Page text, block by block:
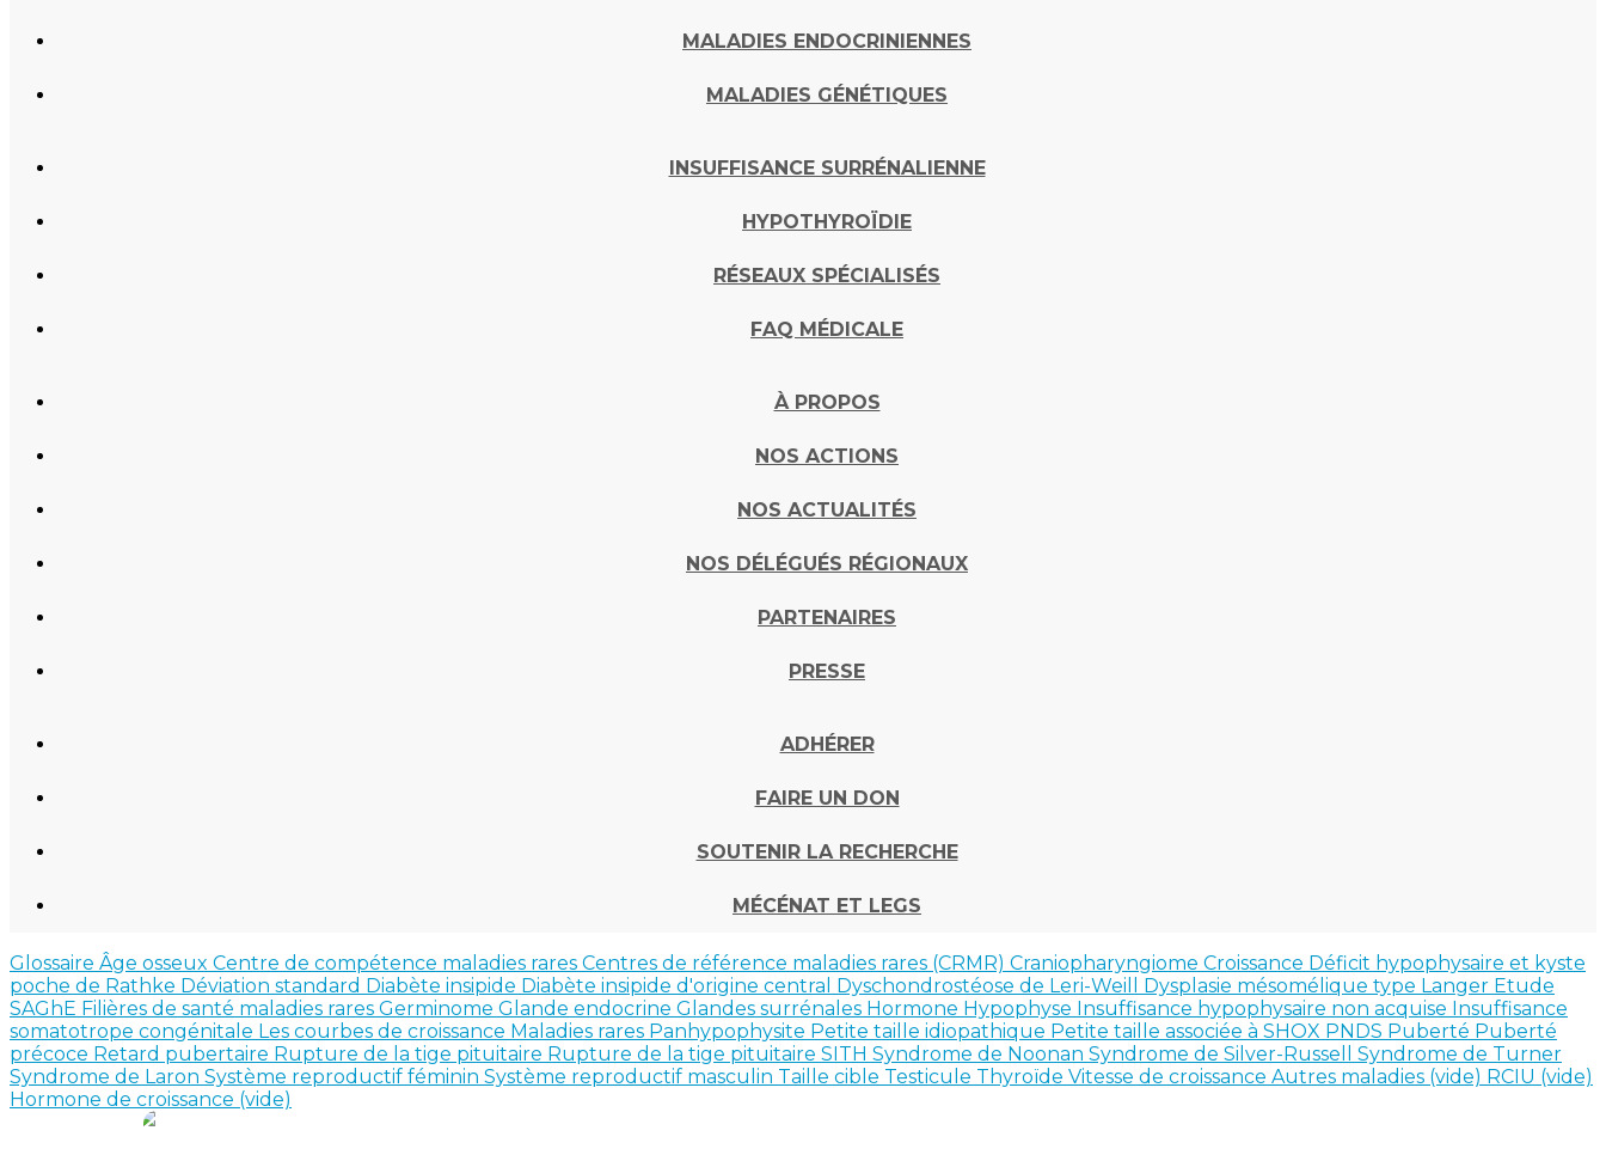
MALADIES ENDOCRINIENNES
MALADIES GÉNÉTIQUES
INSUFFISANCE SURRÉNALIENNE
HYPOTHYROÏDIE
RÉSEAUX SPÉCIALISÉS
FAQ MÉDICALE
À PROPOS
NOS ACTIONS
NOS ACTUALITÉS
NOS DÉLÉGUÉS RÉGIONAUX
PARTENAIRES
PRESSE
ADHÉRER
FAIRE UN DON
SOUTENIR LA RECHERCHE
MÉCÉNAT ET LEGS
Glossaire Âge osseux Centre de compétence maladies rares Centres de référence maladies rares (CRMR) Craniopharyngiome Croissance Déficit hypophysaire et kyste
poche de Rathke Déviation standard Diabète insipide Diabète insipide d'origine central Dyschondrostéose de Leri-Weill Dysplasie mésomélique type Langer Etude
SAGhE Filières de santé maladies rares Germinome Glande endocrine Glandes surrénales Hormone Hypophyse Insuffisance hypophysaire non acquise Insuffisance
somatotrope congénitale Les courbes de croissance Maladies rares Panhypophysite Petite taille idiopathique Petite taille associée à SHOX PNDS Puberté Puberté
précoce Retard pubertaire Rupture de la tige pituitaire Rupture de la tige pituitaire SITH Syndrome de Noonan Syndrome de Silver-Russell Syndrome de Turner
Syndrome de Laron Système reproductif féminin Système reproductif masculin Taille cible Testicule Thyroïde Vitesse de croissance Autres maladies (vide) RCIU (vide)
Hormone de croissance (vide)